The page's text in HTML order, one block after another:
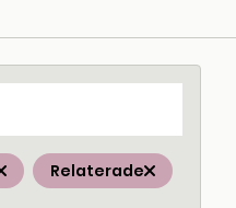
Relaterade